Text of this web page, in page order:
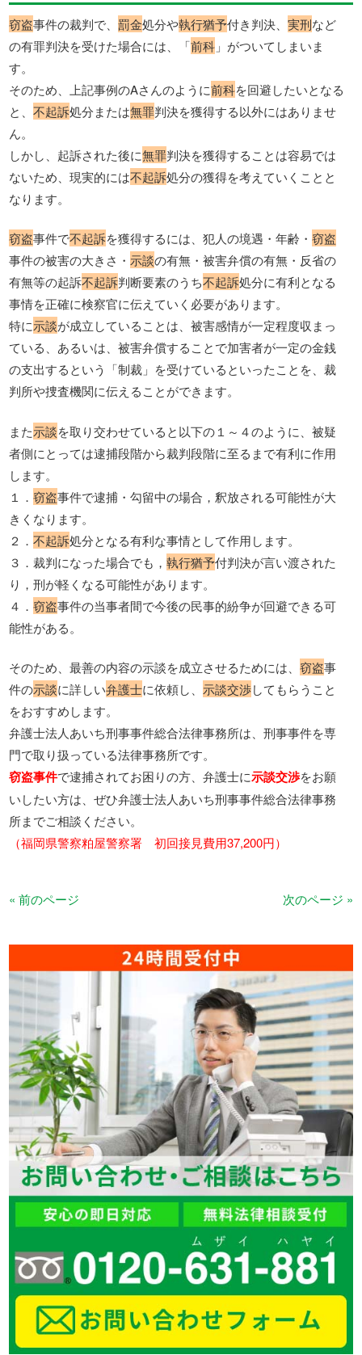
窃盗事件の裁判で、罰金処分や執行猶予付き判決、実刑など
の有罪判決を受けた場合には、「前科 」がついてしまいま
す。
そのため、上記事例のAさんのように前科を回避したいとなる
と、不起訴処分または無罪判決を獲得する以外にはありませ
ん。
しかし、起訴された後に無罪判決を獲得することは容易では
ないため、現実的には不起訴処分の獲得を考えていくことと
なります。
窃盗事件で不起訴を獲得するには、犯人の境遇・年齢・窃盗
事件の被害の大きさ・示談の有無・被害弁償の有無・反省の
有無等の起訴不起訴判断要素のうち不起訴処分に有利となる
事情を正確に検察官に伝えていく必要があります。
特に示談が成立していることは、被害感情が一定程度収まっ
ている、あるいは、被害弁償することで加害者が一定の金銭
の支出するという「制裁」を受けているといったことを、裁
判所や捜査機関に伝えることができます。
また示談を取り交わせていると以下の１～４のように、被疑
者側にとっては逮捕段階から裁判段階に至るまで有利に作用
します。
１．窃盗事件で逮捕・勾留中の場合，釈放される可能性が大
きくなります。
２．不起訴処分となる有利な事情として作用します。
３．裁判になった場合でも，執行猶予付判決が言い渡された
り，刑が軽くなる可能性があります。
４．窃盗事件の当事者間で今後の民事的紛争が回避できる可
能性がある。
そのため、最善の内容の示談を成立させるためには、窃盗事
件の示談に詳しい弁護士に依頼し、示談交渉してもらうこと
をおすすめします。
弁護士法人あいち刑事事件総合法律事務所は、刑事事件を専
門で取り扱っている法律事務所です。
窃盗事件で逮捕されてお困りの方、弁護士に示談交渉をお願
いしたい方は、ぜひ弁護士法人あいち刑事事件総合法律事務
所までご相談ください。
（福岡県警察粕屋警察署 初回接見費用37,200円）
« 前のページ 次のページ »